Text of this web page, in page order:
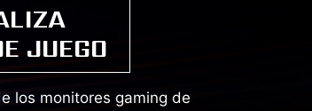
JUEGO
los monitores gaming de